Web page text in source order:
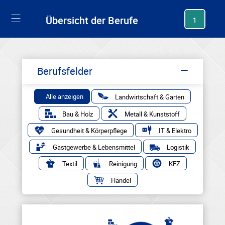
Übersicht der Berufe 1
Berufsfelder
Alle anzeigen
Landwirtschaft & Garten
Bau & Holz
Metall & Kunststoff
Gesundheit & Körperpflege
IT & Elektro
Gastgewerbe & Lebensmittel
Logistik
Textil
Reinigung
KFZ
Handel